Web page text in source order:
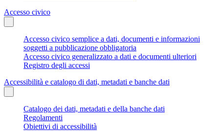
Accesso civico
Accesso civico semplice a dati, documenti e informazioni
soggetti a pubblicazione obbligatoria
Accesso civico generalizzato a dati e documenti ulteriori
Registro degli accessi
Accessibilità e catalogo di dati, metadati e banche dati
Catalogo dei dati, metadati e della banche dati
Regolamenti
Obiettivi di accessibilità